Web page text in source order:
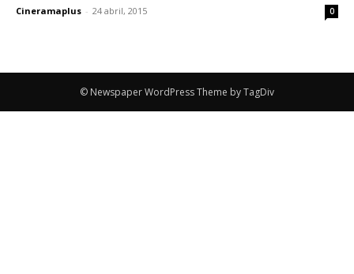
Cineramaplus - 24 abril, 2015 0
© Newspaper WordPress Theme by TagDiv